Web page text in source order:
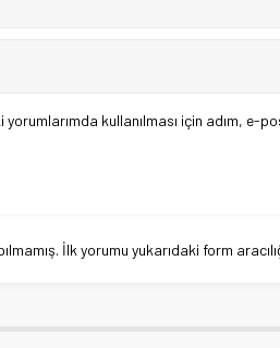
yorumlarımda kullanılması için adım,
İlk yorumu yukarıdaki form